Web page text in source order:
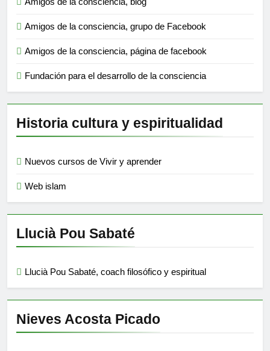
Amigos de la consciencia, grupo de Facebook
Amigos de la consciencia, página de facebook
Fundación para el desarrollo de la consciencia
Historia cultura y espiritualidad
Nuevos cursos de Vivir y aprender
Web islam
Llucià Pou Sabaté
Llucià Pou Sabaté, coach filosófico y espiritual
Nieves Acosta Picado